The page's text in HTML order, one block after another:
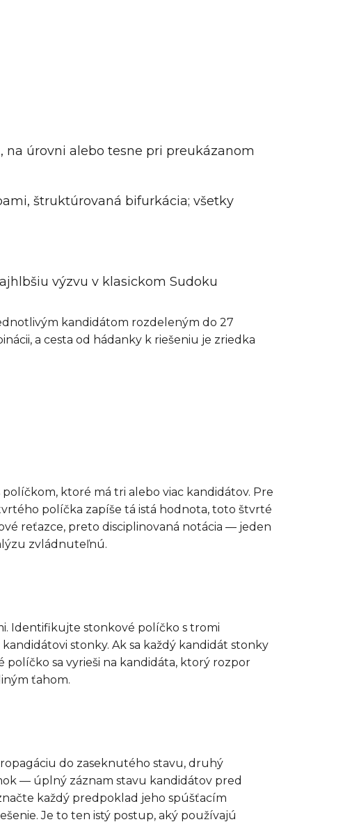
na úrovni alebo tesne pri preukázanom
štruktúrovaná bifurkácia; všetky
výzvu v klasickom Sudoku
kandidátom rozdeleným do 27
a cesta od hádanky k riešeniu je zriedka
ktoré má tri alebo viac kandidátov. Pre
políčka zapíše tá istá hodnota, toto štvrté
reťazce, preto disciplinovaná notácia — jeden
zvládnuteľnú.
Identifikujte stonkové políčko s tromi
stonky. Ak sa každý kandidát stonky
sa vyrieši na kandidáta, ktorý rozpor
ťahom.
do zaseknutého stavu, druhý
— úplný záznam stavu kandidátov pred
každý predpoklad jeho spúšťacím
Je to ten istý postup, aký používajú